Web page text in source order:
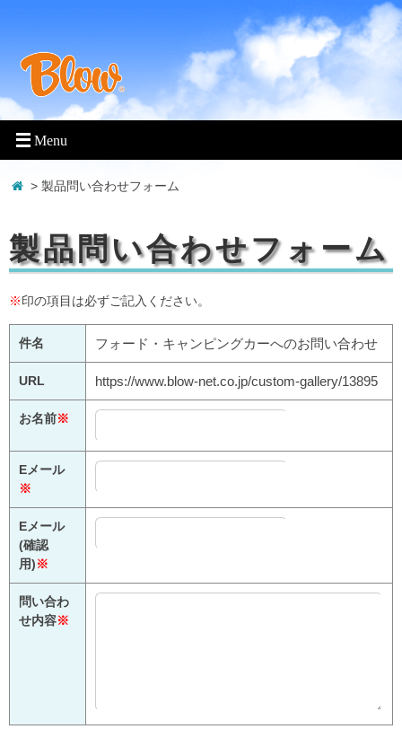
> 製品問い合わせフォーム
製品問い合わせフォーム
※印の項目は必ずご記入ください。
件名 フォード・キャンピングカーへのお問い合わせ
URL https://www.blow-net.co.jp/custom-gallery/13895
お名前※
Eメール
※
Eメール
(確認
用)※
問い合わ
せ内容※